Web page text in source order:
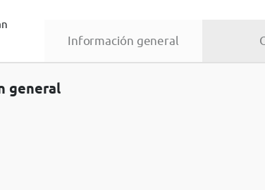
Información general
general